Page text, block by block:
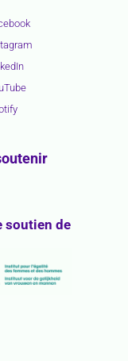
soutien de